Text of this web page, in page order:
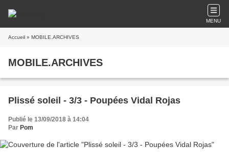
MENU
Accueil » MOBILE.ARCHIVES
MOBILE.ARCHIVES
Plissé soleil - 3/3 - Poupées Vidal Rojas
Publié le 13/09/2018 à 14:04
Par Pom